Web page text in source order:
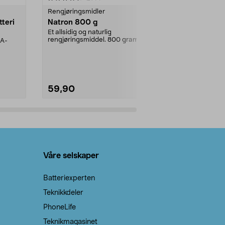
Rengjøringsmidler
Natron 800 g
Et allsidig og naturlig
rengjøringsmiddel. 800 gram
59,90
Våre selskaper
Batteriexperten
Teknikkdeler
PhoneLife
Teknikmagasinet